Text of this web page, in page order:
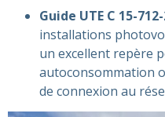
Guide UTE C 15-
installations
un excellent repère
autoconsommation
de connexion au